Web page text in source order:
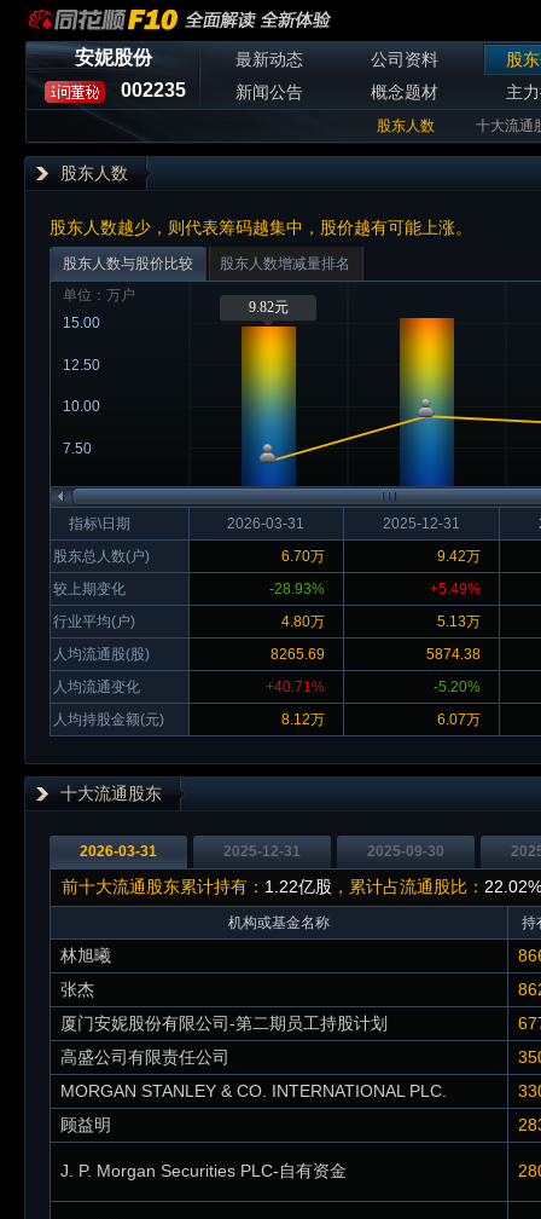
安妮股份
002235
最新动态 公司资料
股
新闻公告
概念题材 主
股东人数 十大流通
股东人数
股东人数越少，则代表筹码越集中，股价越有可能上涨。
股东人数与股价比较
股东人数增减量排名
单位：万户
7.50
10.00
12.50
15.00
9.82元
指标\日期
股东总人数(户)
较上期变化
行业平均(户)
人均流通股(股)
人均流通变化
人均持股金额(元)
2026-03-31 2025-12-31
6.70万
9.42万
-28.93%
+5.49%
4.80万
5.13万
8265.69
5874.38
+40.71%
-5.20%
8.12万
6.07万
十大流通股东
2026-03-31 2025-12-31 2025-09-30
前十大流通股东累计持有： 1.22亿股 ，累计占流通股比： 22.02%
机构或基金名称 持
林旭曦
张杰
厦门安妮股份有限公司-第二期员工持股计划
高盛公司有限责任公司
MORGAN STANLEY & CO. INTERNATIONAL PLC.
顾益明
J. P. Morgan Securities PLC-自有资金